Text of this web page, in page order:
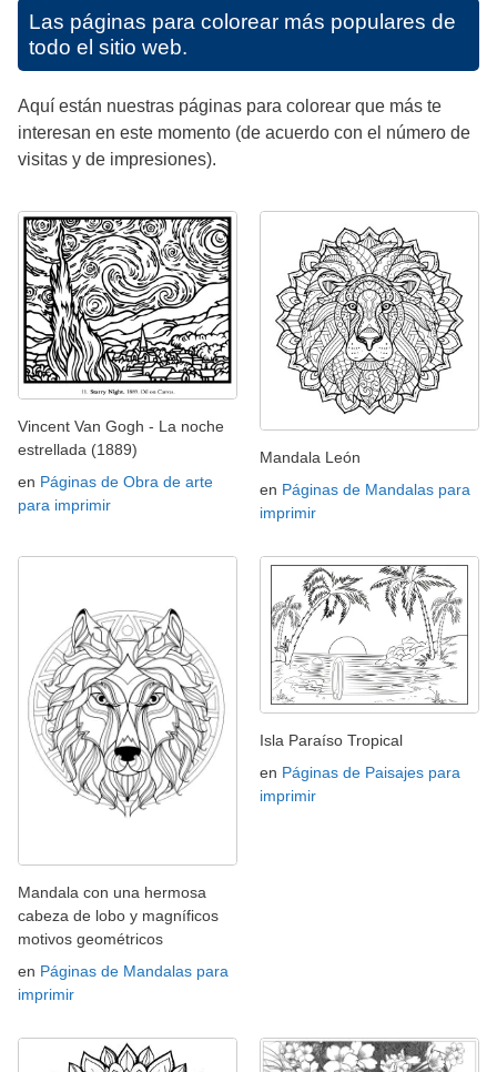
Las páginas para colorear más populares de
todo el sitio web.
Aquí están nuestras páginas para colorear que más te
interesan en este momento (de acuerdo con el número de
visitas y de impresiones).
Vincent Van Gogh - La noche
estrellada (1889)
en Páginas de Obra de arte
para imprimir
Mandala León
en Páginas de Mandalas para
imprimir
Mandala con una hermosa
cabeza de lobo y magníficos
motivos geométricos
en Páginas de Mandalas para
imprimir
Isla Paraíso Tropical
en Páginas de Paisajes para
imprimir